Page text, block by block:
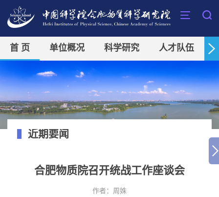
首 页 单位概况 科学研究 人才队伍
近期要闻
合肥物质院召开统战工作座谈会
作者： 周姝